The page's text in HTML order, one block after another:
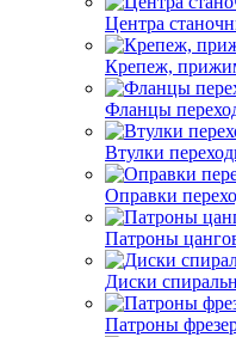
Центра
Крепеж,
Фланцы
Втулки
Оправки
Патроны
Диски
Патроны